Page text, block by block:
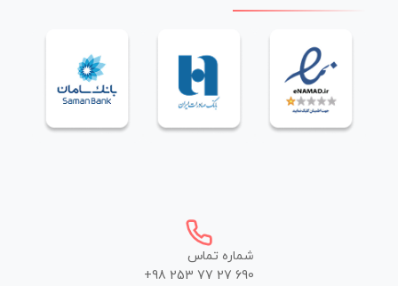
شماره تماس
+98 253 77 27 690